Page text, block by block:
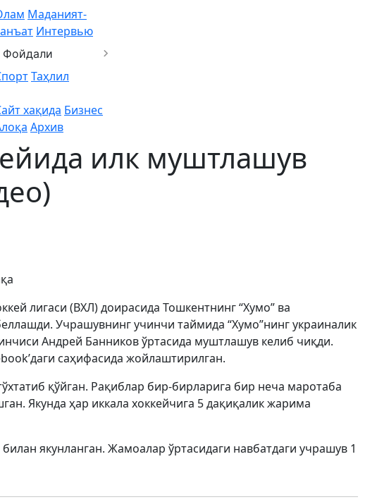
Маданият-
Интервью
Фойдали
Таҳлил
хақида Бизнес
Архив
илк муштлашув
лигаси (ВХЛ) доирасида Тошкентнинг “Хумо” ва
Учрашувнинг учинчи таймида “Хумо”нинг украиналик
Андрей Банников ўртасида муштлашув келиб чиқди.
саҳифасида жойлаштирилган.
қўйган. Рақиблар бир-бирларига бир неча маротаба
Якунда ҳар иккала хоккейчига 5 дақиқалик жарима
якунланган. Жамоалар ўртасидаги навбатдаги учрашув 1